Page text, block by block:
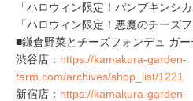
「ハロウィン限定！パンプキンシカ
「ハロウィン限定！悪魔のチーズ
■鎌倉野菜とチーズフォンデュ ガー
渋谷店： https://kamakura-garden-
farm.com/archives/shop_list/1221
新宿店： https://kamakura-garden-